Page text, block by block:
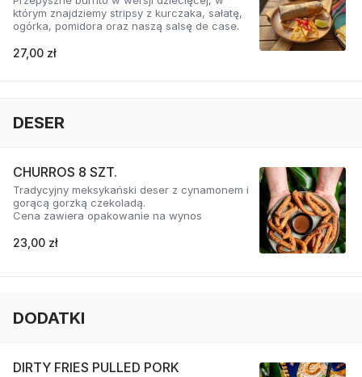
którym znajdziemy stripsy z kurczaka, sałatę,
ogórka, pomidora oraz naszą salsę de case.
27,00 zł
DESER
CHURROS 8 SZT.
Tradycyjny meksykański deser z cynamonem i
gorącą gorzką czekoladą.
Cena zawiera opakowanie na wynos
23,00 zł
DODATKI
DIRTY FRIES PULLED PORK